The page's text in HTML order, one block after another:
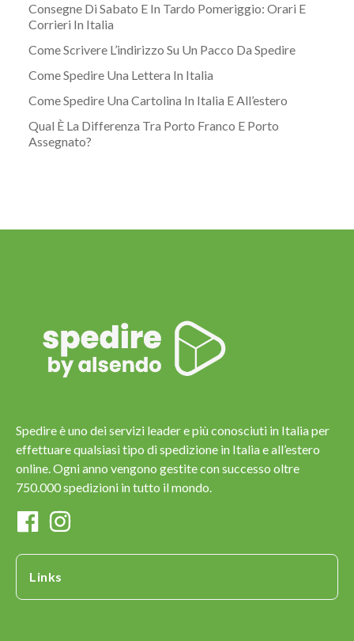
Consegne Di Sabato E In Tardo Pomeriggio: Orari E
Corrieri In Italia
Come Scrivere L’indirizzo Su Un Pacco Da Spedire
Come Spedire Una Lettera In Italia
Come Spedire Una Cartolina In Italia E All’estero
Qual È La Differenza Tra Porto Franco E Porto
Assegnato?
Spedire è uno dei servizi leader e più conosciuti in Italia per
effettuare qualsiasi tipo di spedizione in Italia e all’estero
online. Ogni anno vengono gestite con successo oltre
750.000 spedizioni in tutto il mondo.
Links